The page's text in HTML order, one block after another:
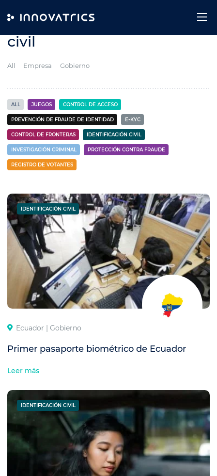
Category:Identificación
civil
All Empresa Gobierno
ALL JUEGOS CONTROL DE ACCESO
PREVENCIÓN DE FRAUDE DE IDENTIDAD E-KYC
CONTROL DE FRONTERAS IDENTIFICACIÓN CIVIL
INVESTIGACIÓN CRIMINAL PROTECCIÓN CONTRA FRAUDE
REGISTRO DE VOTANTES
IDENTIFICACIÓN CIVIL
Ecuador | Gobierno
Primer pasaporte biométrico de Ecuador
Leer más
IDENTIFICACIÓN CIVIL